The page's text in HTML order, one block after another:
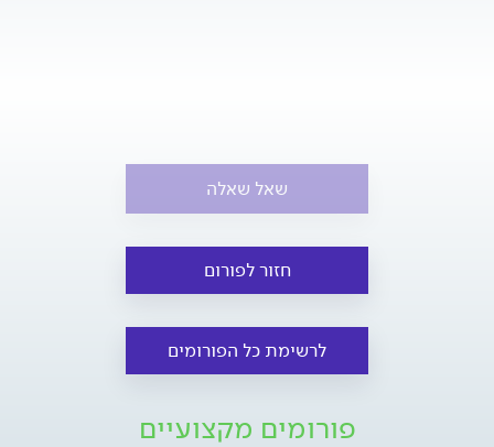
שאל שאלה
חזור לפורום
לרשימת כל הפורומים
פורומים מקצועיים